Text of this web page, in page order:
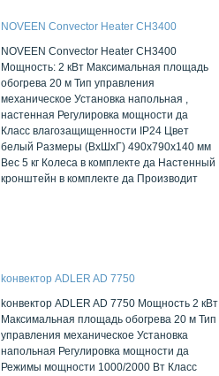
NOVEEN Convector Heater CH3400
NOVEEN Convector Heater CH3400
Мощность: 2 кВт Максимальная площадь
обогрева 20 м Тип управления
механическое Установка напольная ,
настенная Регулировка мощности да
Класс влагозащищенности IP24 Цвет
белый Размеры (ВxШxГ) 490x790x140 мм
Вес 5 кг Колеса в комплекте да Настенный
кронштейн в комплекте да Производит
kонвектор ADLER AD 7750
kонвектор ADLER AD 7750 Мощность 2 кВт
Максимальная площадь обогрева 20 м Тип
управления механическое Установка
напольная Регулировка мощности да
Режимы мощности 1000/2000 Вт Класс